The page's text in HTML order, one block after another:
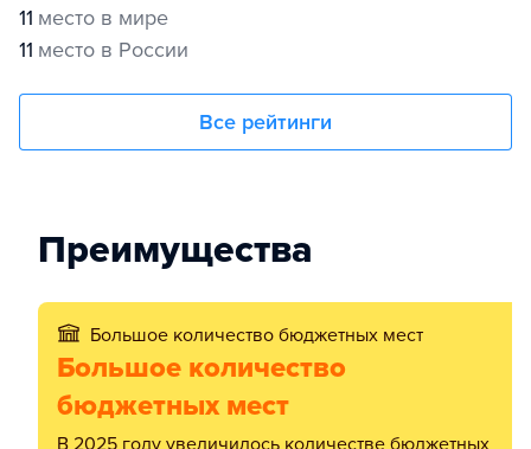
11 место в мире
11 место в России
Все рейтинги
Преимущества
Большое количество бюджетных мест
Большое количество
бюджетных мест